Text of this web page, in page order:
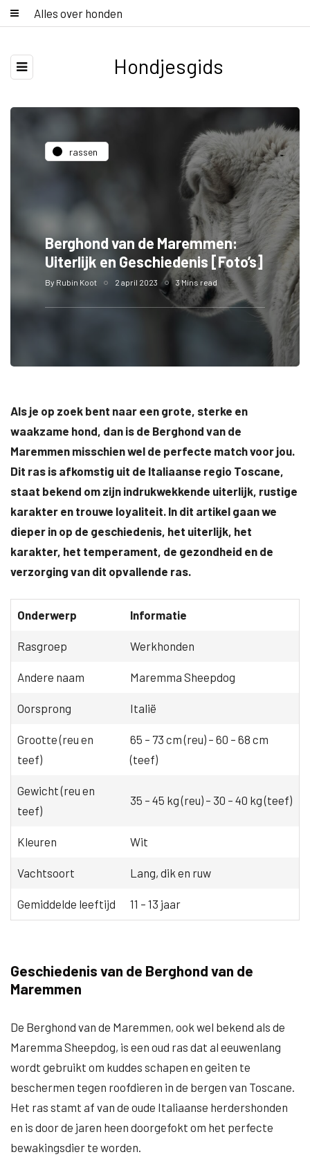
Alles over honden
Hondjesgids
rassen
Berghond van de Maremmen:
Uiterlijk en Geschiedenis [Foto’s]
By Rubin Koot 2 april 2023 3 Mins read
Als je op zoek bent naar een grote, sterke en
waakzame hond, dan is de Berghond van de
Maremmen misschien wel de perfecte match voor jou.
Dit ras is afkomstig uit de Italiaanse regio Toscane,
staat bekend om zijn indrukwekkende uiterlijk, rustige
karakter en trouwe loyaliteit. In dit artikel gaan we
dieper in op de geschiedenis, het uiterlijk, het
karakter, het temperament, de gezondheid en de
verzorging van dit opvallende ras.
Onderwerp Informatie
Rasgroep Werkhonden
Andere naam Maremma Sheepdog
Oorsprong Italië
Grootte (reu en
teef)
65 – 73 cm (reu) – 60 – 68 cm
(teef)
Gewicht (reu en
teef)
35 – 45 kg (reu) – 30 – 40 kg (teef)
Kleuren Wit
Vachtsoort Lang, dik en ruw
Gemiddelde leeftijd 11 – 13 jaar
Geschiedenis van de Berghond van de
Maremmen
De Berghond van de Maremmen, ook wel bekend als de
Maremma Sheepdog, is een oud ras dat al eeuwenlang
wordt gebruikt om kuddes schapen en geiten te
beschermen tegen roofdieren in de bergen van Toscane.
Het ras stamt af van de oude Italiaanse herdershonden
en is door de jaren heen doorgefokt om het perfecte
bewakingsdier te worden.